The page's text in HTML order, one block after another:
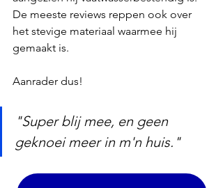
De meeste reviews reppen ook over
het stevige materiaal waarmee hij
gemaakt is.
Aanrader dus!
"Super blij mee, en geen
geknoei meer in m'n huis."